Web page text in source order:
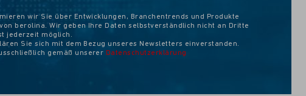
wir Sie über Entwicklungen, Branchentrends und Produkte
berolina. Wir geben Ihre Daten selbstverständlich nicht an Dritte
jederzeit möglich.
Sie sich mit dem Bezug unseres Newsletters einverstanden.
gemäß unserer Datenschutzerklärung